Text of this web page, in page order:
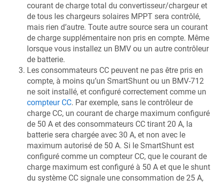
courant de charge total du convertisseur/chargeur et
de tous les chargeurs solaires MPPT sera contrôlé,
mais rien d’autre. Toute autre source sera un courant
de charge supplémentaire non pris en compte. Même
lorsque vous installez un BMV ou un autre contrôleur
de batterie.
Les consommateurs CC peuvent ne pas être pris en
compte, à moins qu’un SmartShunt ou un BMV-712
ne soit installé, et configuré correctement comme un
compteur CC. Par exemple, sans le contrôleur de
charge CC, un courant de charge maximum configuré
de 50 A et des consommateurs CC tirant 20 A, la
batterie sera chargée avec 30 A, et non avec le
maximum autorisé de 50 A. Si le SmartShunt est
configuré comme un compteur CC, que le courant de
charge maximum est configuré à 50 A et que le shunt
du système CC signale une consommation de 25 A,